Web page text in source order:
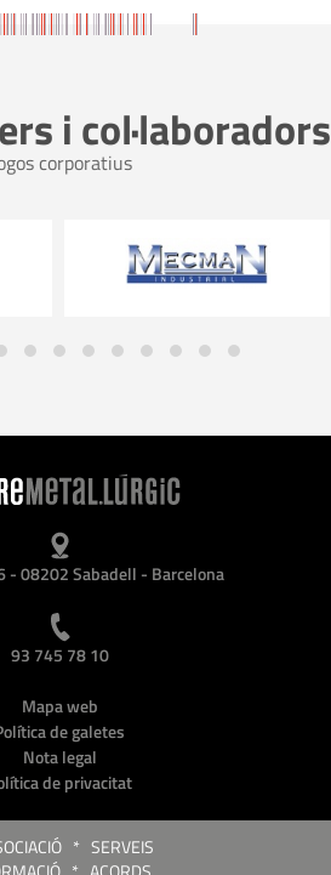
i col·laboradors
corporatius
- 08202 Sabadell - Barcelona
93 745 78 10
Mapa web
de galetes
Nota legal
de privacitat
* SERVEIS